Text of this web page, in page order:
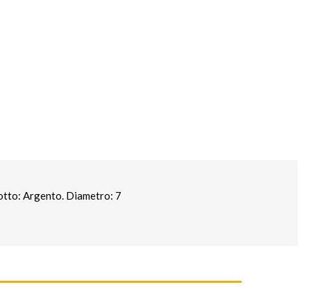
Argento. Diametro: 7